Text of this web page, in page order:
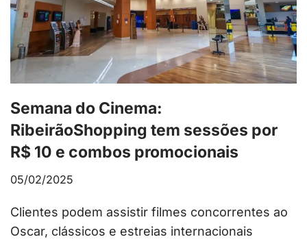
Semana do Cinema:
RibeirãoShopping tem sessões por
R$ 10 e combos promocionais
05/02/2025
Clientes podem assistir filmes concorrentes ao
Oscar, clássicos e estreias internacionais